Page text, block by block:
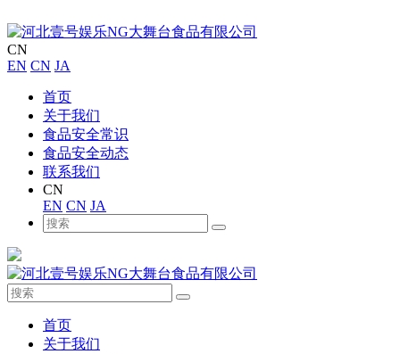
CN
EN CN JA
首页
关于我们
食品安全常识
食品安全动态
联系我们
CN
EN CN JA
首页
关于我们